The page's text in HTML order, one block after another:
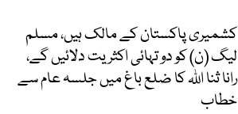
کشمیری پاکستان کے مالک ہیں، مسلم
لیگ (ن) کو دو تہائی اکثریت دلائیں گے،
رانا ثنا اللہ کا ضلع باغ میں جلسہ عام سے
خطاب